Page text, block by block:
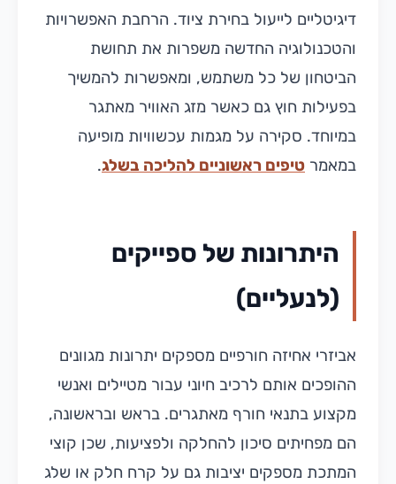
דיגיטליים לייעול בחירת ציוד. הרחבת האפשרויות
והטכנולוגיה החדשה משפרות את תחושת
הביטחון של כל משתמש, ומאפשרות להמשיך
בפעילות חוץ גם כאשר מזג האוויר מאתגר
במיוחד. סקירה על מגמות עכשוויות מופיעה
במאמר טיפים ראשוניים להליכה בשלג.
היתרונות של ספייקים
(לנעליים)
אביזרי אחיזה חורפיים מספקים יתרונות מגוונים
ההופכים אותם לרכיב חיוני עבור מטיילים ואנשי
מקצוע בתנאי חורף מאתגרים. בראש ובראשונה,
הם מפחיתים סיכון להחלקה ולפציעות, שכן קוצי
המתכת מספקים יציבות גם על קרח חלק או שלג